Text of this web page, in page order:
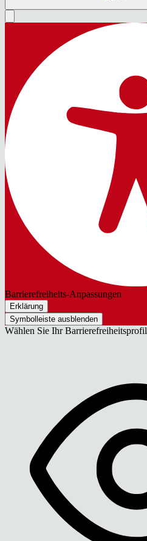
Barrierefreiheits-Anpassungen
Erklärung
Symbolleiste ausblenden
Wählen Sie Ihr Barrierefreiheitsprofil